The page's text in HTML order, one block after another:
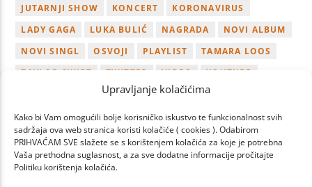
Upravljanje kolačićima
Kako bi Vam omogućili bolje korisničko iskustvo te funkcionalnost svih
sadržaja ova web stranica koristi kolačiće ( cookies ). Odabirom
PRIHVAĆAM SVE slažete se s korištenjem kolačića za koje je potrebna
Vaša prethodna suglasnost, a za sve dodatne informacije pročitajte
Politiku korištenja kolačića.
JUTARNJI SHOW
KONCERT
KORONAVIRUS
LADY GAGA
LUKA BULIĆ NAGRADA
NOVI ALBUM
NOVI SINGL
OSVOJI PLAYLIST
TAMARA LOOS
TAYLOR SWIFT
TWITTER VIDEO
YOUTUBE